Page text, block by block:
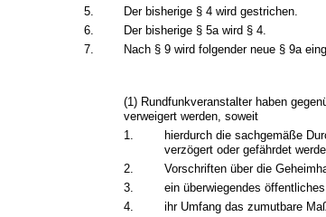
5.
Der bisherige § 4 wird gestrichen.
6.
Der bisherige § 5a wird § 4.
7.
Nach § 9 wird folgender neue § 9a
(1) Rundfunkveranstalter haben
verweigert werden, soweit
1.
hierdurch die sachgemäße
verzögert oder gefährdet
2.
Vorschriften über die
3.
ein überwiegendes
4.
ihr Umfang das zumutbare